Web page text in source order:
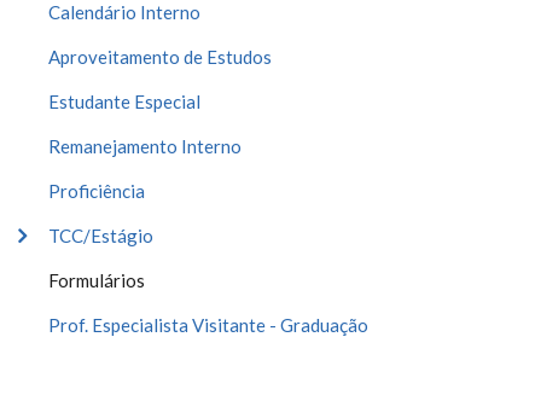
Calendário Interno
Aproveitamento de Estudos
Estudante Especial
Remanejamento Interno
Proficiência
TCC/Estágio
Formulários
Prof. Especialista Visitante - Graduação